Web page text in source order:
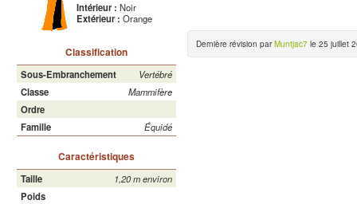
Intérieur : Noir
Extérieur : Orange
Classification
Sous-Embranchement
Vertébré
Classe
Mammifère
Ordre
Famille
Équidé
Caractéristiques
Taille
1,20 m environ
Poids
Dernière révision parMuntjac7 le 25 juillet